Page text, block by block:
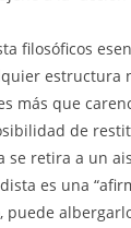
filosóficos
más que
de
retira a un
es una
puede